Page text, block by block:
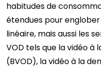
habitudes de
étendues pour
linéaire, mais aussi les
VOD tels que la vidéo à
(BVOD), la vidéo à la